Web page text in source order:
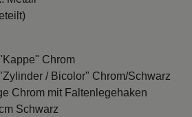
Chrom
/ Bicolor" Chrom/Schwarz
Chrom mit Faltenlegehaken
Schwarz